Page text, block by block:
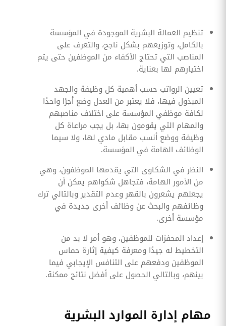
تنظيم العمالة البشرية الموجودة في المؤسسة
بالكامل، وتوزيعهم بشكل ناجح، والتعرف على
المناصب التي تحتاج الأكفاء من الموظفين حتى يتم
اختيارهم لها بعناية.
تعيين الرواتب حسب أهمية كل وظيفة والجهد
المبذول فيها، فلا يعتبر من العدل وضع أجرًا واحدًا
لكافة موظفي المؤسسة على اختلاف مناصبهم
والمهام التي يقومون بها، بل يجب مراعاة كل
وظيفة ووضع أنسب مقابل مادي لها، ولا سيما
الوظائف الهامة في المؤسسة.
النظر في الشكاوى التي يقدمها الموظفون، وهي
من الأمور الهامة، فتجاهل شكواهم يمكن أن
يجعلهم يشعرون بالقهر وعدم التقدير وبالتالي ترك
وظائفهم والبحث عن وظائف أخرى جديدة في
مؤسسة أخرى.
إعداد المحفزات للموظفين، وهو أمر لا بد من
التخطيط له جيدًا ومعرفة كيفية إثارة حماس
الموظفين ودفعهم على التنافس الإيجابي فيما
بينهم، وبالتالي الحصول على أفضل نتائج ممكنة.
مهام إدارة الموارد البشرية